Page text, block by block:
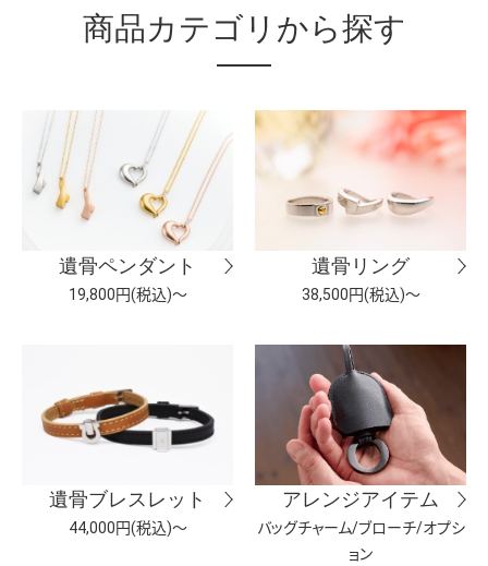
商品カテゴリから探す
遺骨ペンダント
19,800円(税込)～
遺骨リング
38,500円(税込)～
遺骨ブレスレット
44,000円(税込)～
アレンジアイテム
バッグチャーム/ブローチ/オプシ
ョン